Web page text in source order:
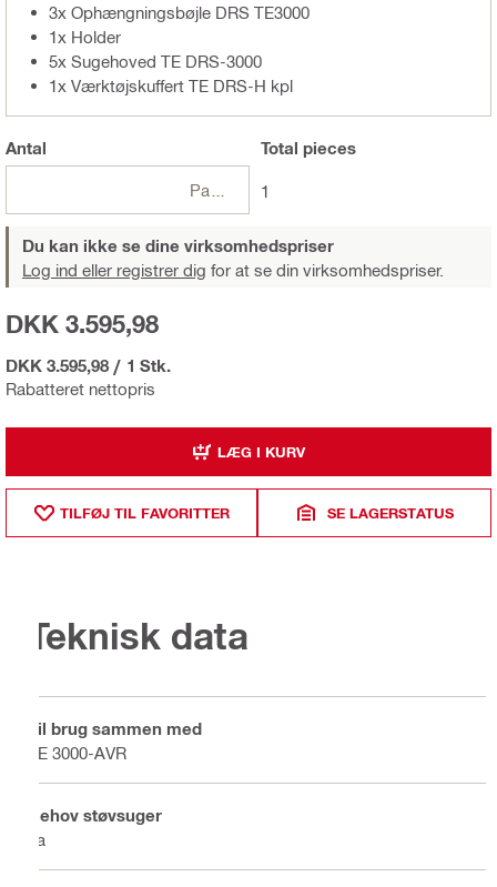
3x Ophængningsbøjle DRS TE3000
1x Holder
5x Sugehoved TE DRS-3000
1x Værktøjskuffert TE DRS-H kpl
Antal Total pieces
1
Du kan ikke se dine virksomhedspriser
Log ind eller registrer dig for at se din virksomhedspriser.
Rabatteret nettopris
DKK 3.595,98
DKK 3.595,98 / 1 Stk.
LÆG I KURV
TILFØJ TIL FAVORITTER SE LAGERSTATUS
Teknisk data
Til brug sammen med
TE 3000-AVR
Behov støvsuger
Ja